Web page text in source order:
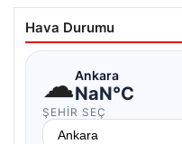
Hava Durumu
☁Ankara
NaN°C
ŞEHIR SEÇ